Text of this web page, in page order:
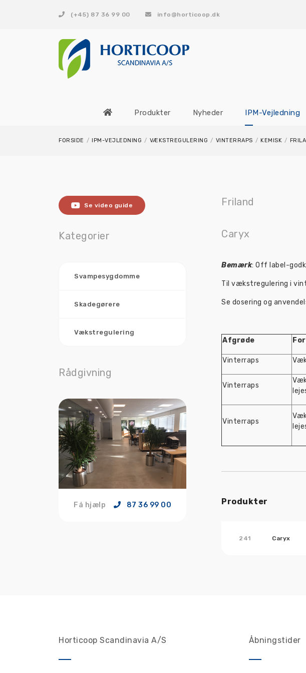
(+45) 87 36 99 00 info@horticoop.dk
Produkter Nyheder IPM-Vejledning
FORSIDE / IPM-VEJLEDNING / VÆKSTREGULERING / VINTERRAPS / KEMISK /
Se video guide
Kategorier
Svampesygdomme
Skadegørere
Vækstregulering
Rådgivning
Få hjælp 87 36 99 00
Friland
Caryx
Bemærk: Off label-
Til vækstregulering i
Se dosering og
Afgrøde
Vinterraps
Vinterraps
Vinterraps
Produkter
241 Caryx
Horticoop Scandinavia A/S Åbningstider